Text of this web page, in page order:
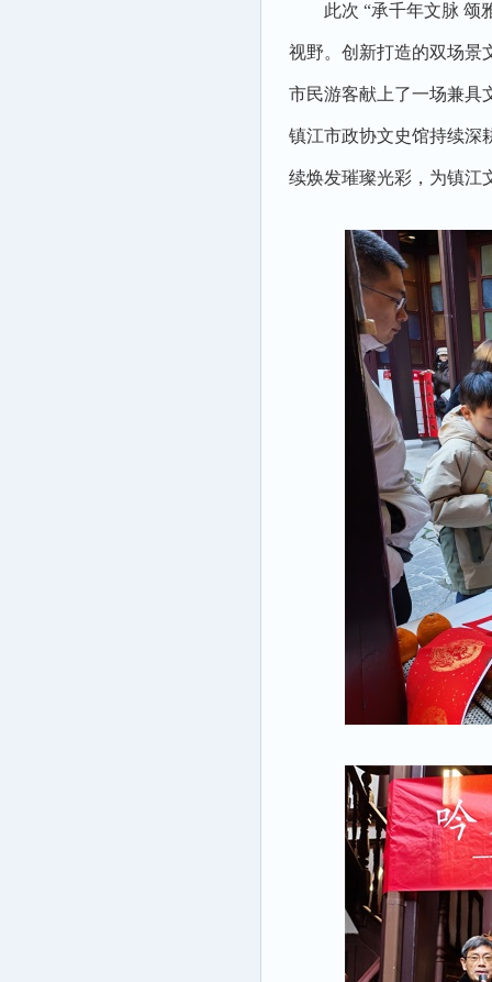
此次 “承千年文脉 颂
视野。创新打造的双场景
市民游客献上了一场兼具
镇江市政协文史馆持续深
续焕发璀璨光彩，为镇江